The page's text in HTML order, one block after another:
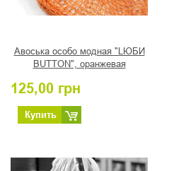
Авоська особо модная "LЮБИ
BUTTON", оранжевая
125,00 грн
Купить